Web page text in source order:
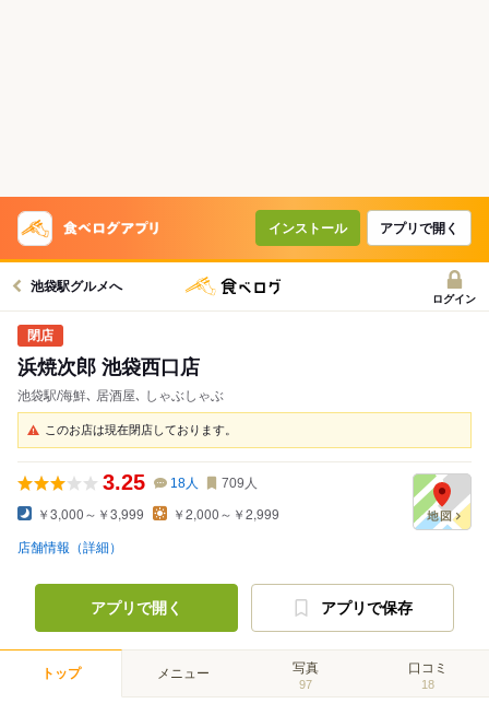
インストール アプリで開く
池袋駅グルメへ
ログイン
浜焼次郎 池袋西口店
池袋駅/海鮮､ 居酒屋､ しゃぶしゃぶ
このお店は現在閉店しております。
3.25 18人 709 人
￥3,000～￥3,999 ￥2,000～￥2,999
店舗情報（詳細）
アプリで開く アプリで保存
トップ メニュー 写真
97
口コミ
18